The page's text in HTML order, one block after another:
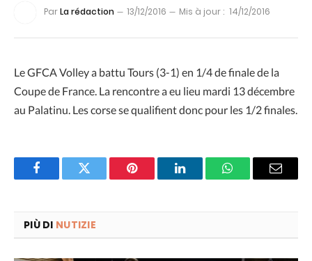
ParLa rédaction 13/12/2016 Mis à jour : 14/12/2016
Le GFCA Volley a battu Tours (3-1) en 1/4 de finale de la
Coupe de France. La rencontre a eu lieu mardi 13 décembre
au Palatinu. Les corse se qualifient donc pour les 1/2 finales.
FacebookTwitter Pinterest LinkedInWhatsAppEmail
PIÙ DI NUTIZIE